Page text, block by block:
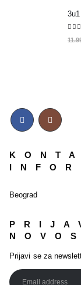
Beograd
Prijavi se za